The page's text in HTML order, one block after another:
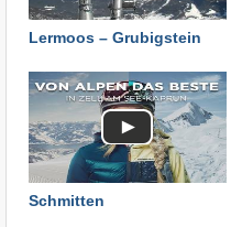
Lermoos – Grubigstein
Schmitten